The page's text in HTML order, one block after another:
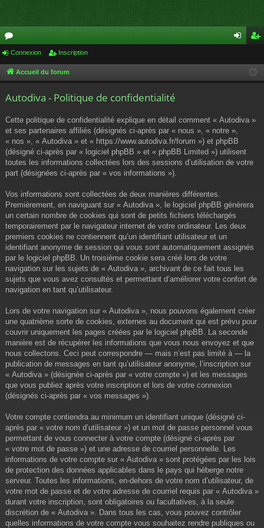
or
u cri
Connexion Inscription
Accueil du forum
Autodiva - Politique de confidentialité
Cette politique de confidentialité explique en détail comment « Autodiva »
et ses partenaires affiliés (désignés ci-après par « nous », « notre »,
« nos », « Autodiva » et « https://www.autodiva.fr/forum ») et phpBB
(désigné ci-après par « logiciel phpBB » et « phpBB Limited ») utilisent
toutes les informations collectées lors des sessions d’utilisation de votre
part (désignées ci-après par « vos informations »).
Vos informations sont collectées de deux manières différentes.
Premièrement, en naviguant sur « Autodiva », le logiciel phpBB génèrera
un certain nombre de cookies qui sont de petits fichiers téléchargés
temporairement par le navigateur internet de votre ordinateur. Les deux
premiers cookies ne contiennent qu’un identifiant utilisateur et un
identifiant anonyme de session qui vous sont automatiquement assignés
par le logiciel phpBB. Un troisième cookie sera créé lors de votre
navigation sur les sujets de « Autodiva », archivant de ce fait tous les
sujets que vous avez consultés et permettant d’améliorer votre confort de
navigation en tant qu’utilisateur.
Lors de votre navigation sur « Autodiva », nous pouvons également créer
une quatrième sorte de cookies, externes au document qui est prévu pour
couvrir uniquement les pages créées par le logiciel phpBB. La seconde
manière est de récupérer les informations que vous nous envoyez et que
nous collectons. Ceci peut correspondre — mais n’est pas limité à — la
publication de messages en tant qu’utilisateur anonyme, l’inscription sur
« Autodiva » (désignée ci-après par « votre compte ») et les messages
que vous publiez après votre inscription et lors de votre connexion
(désignés ci-après par « vos messages »).
Votre compte contiendra au minimum un identifiant unique (désigné ci-
après par « votre nom d’utilisateur ») et un mot de passe personnel vous
permettant de vous connecter à votre compte (désigné ci-après par
« votre mot de passe ») et une adresse de courriel personnelle. Les
informations de votre compte sur « Autodiva » sont protégées par les lois
de protection des données applicables dans le pays qui héberge notre
serveur. Toutes les informations, en-dehors de votre nom d’utilisateur, de
votre mot de passe et de votre adresse de courriel requis par « Autodiva »
durant votre inscription, sont obligatoires ou facultatives, à la seule
discrétion de « Autodiva ». Dans tous les cas, vous pouvez contrôler
quelles informations de votre compte vous souhaitez rendre publiques ou